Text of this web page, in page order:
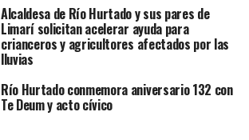
Alcaldesa de Río Hurtado y sus pares de
Limarí solicitan acelerar ayuda para
crianceros y agricultores afectados por las
lluvias
Río Hurtado conmemora aniversario 132 con
Te Deum y acto cívico